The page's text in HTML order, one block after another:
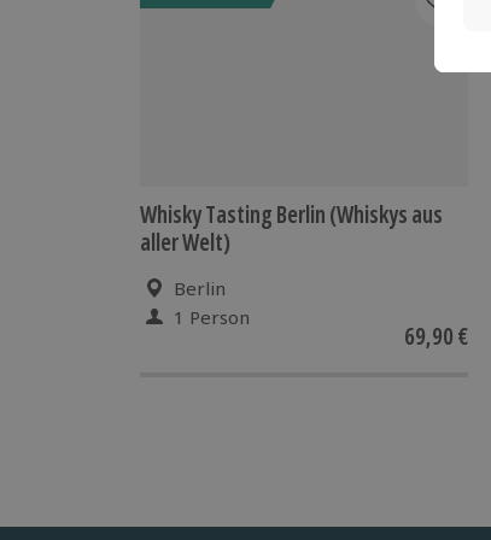
Whisky Tasting Berlin (Whiskys aus
aller Welt)
Berlin
1 Person
69,90 €